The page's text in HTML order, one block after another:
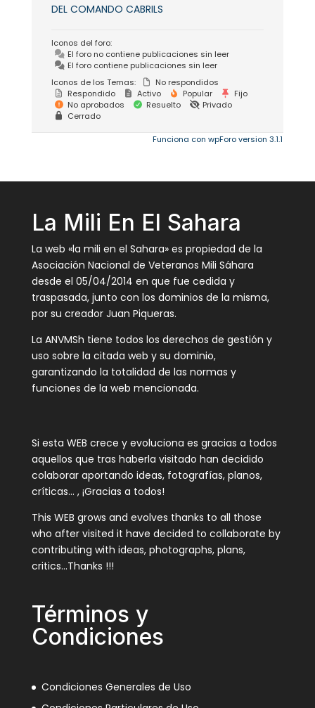
DEL COMANDO CABRILS
Iconos del foro:
El foro no contiene publicaciones sin leer
El foro contiene publicaciones sin leer
Iconos de los Temas:
No respondidos
Respondido
Activo Popular
Fijo
No aprobados
Resuelto
Privado
Cerrado
Funciona con wpForo version 3.1.1
La Mili En El Sahara
La web «la mili en el Sahara» es propiedad de la
Asociación Nacional de Veteranos Mili Sáhara
desde el 05/04/2014 en que fue cedida y
traspasada, junto con los dominios de la misma,
por su creador Juan Piqueras.
La ANVMSh tiene todos los derechos de gestión y
uso sobre la citada web y su dominio,
garantizando la totalidad de las normas y
funciones de la web mencionada.
Si esta WEB crece y evoluciona es gracias a todos
aquellos que tras haberla visitado han decidido
colaborar aportando ideas, fotografías, planos,
críticas… , ¡Gracias a todos!
This WEB grows and evolves thanks to all those
who after visited it have decided to collaborate by
contributing with ideas, photographs, plans,
critics…Thanks !!!
Términos y
Condiciones
Condiciones Generales de Uso